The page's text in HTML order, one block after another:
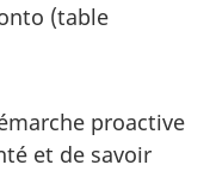
(table
proactive
et de savoir